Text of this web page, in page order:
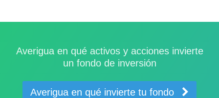
Averigua en qué activos y acciones invierte
un fondo de inversión
Averigua en qué invierte tu fondo